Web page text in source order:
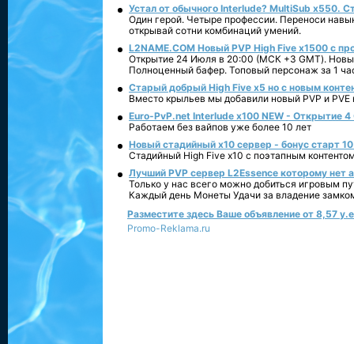
Устал от обычного Interlude? MultiSub x550.
Один герой. Четыре профессии. Переноси
открывай сотни комбинаций умений.
L2NAME.COM Новый PVP High Five x1500 с
Открытие 24 Июля в 20:00 (МСК +3 GMT).
Полноценный бафер. Топовый персонаж за 1
Старый добрый High Five x5 но с новым
Вместо крыльев мы добавили новый PVP и PVE
Euro-PvP.net Interlude х100 NEW - Открытие 4
Работаем без вайпов уже более 10 лет
Новый стадийный х10 сервер - бонус старт
Стадийный High Five x10 с поэтапным
Лучший PVP сервер L2Essence которому нет
Только у нас всего можно добиться игровым
Каждый день Монеты Удачи за владение
Разместите здесь Ваше объявление от 8,57
Promo-Reklama.ru